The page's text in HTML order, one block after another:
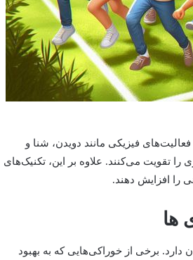
فیزیکی مانند دویدن، شنا و
تقویت می‌کنند. علاوه بر این، تکنیک‌های
را افزایش دهند.
ها
برخی از خوراکی‌هایی که به بهبود